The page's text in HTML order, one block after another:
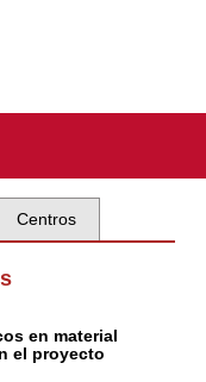
Centros
en material
el proyecto